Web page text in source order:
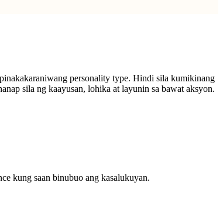
personality type. Hindi sila kumikinang
sila ng kaayusan, lohika at layunin sa bawat aksyon.
kung saan binubuo ang kasalukuyan.